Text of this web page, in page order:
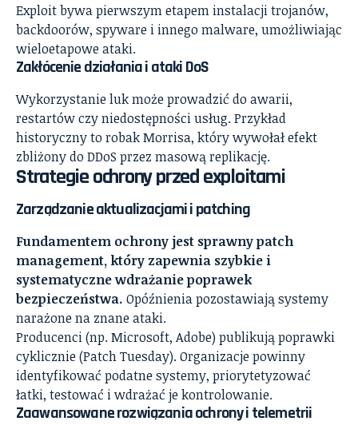
Exploit bywa pierwszym etapem instalacji trojanów,
backdoorów, spyware i innego malware, umożliwiając
wieloetapowe ataki.
Zakłócenie działania i ataki DoS
Wykorzystanie luk może prowadzić do awarii,
restartów czy niedostępności usług. Przykład
historyczny to robak Morrisa, który wywołał efekt
zbliżony do DDoS przez masową replikację.
Strategie ochrony przed exploitami
Zarządzanie aktualizacjami i patching
Fundamentem ochrony jest sprawny patch
management, który zapewnia szybkie i
systematyczne wdrażanie poprawek
bezpieczeństwa. Opóźnienia pozostawiają systemy
narażone na znane ataki.
Producenci (np. Microsoft, Adobe) publikują poprawki
cyklicznie (Patch Tuesday). Organizacje powinny
identyfikować podatne systemy, priorytetyzować
łatki, testować i wdrażać je kontrolowanie.
Zaawansowane rozwiązania ochrony i telemetrii